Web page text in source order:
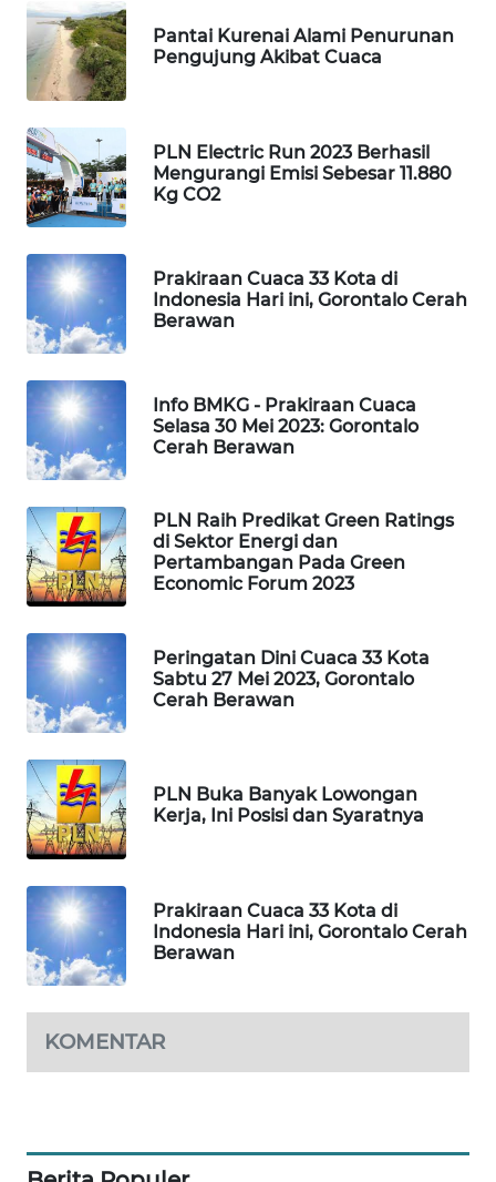
Pantai Kurenai Alami Penurunan
Pengujung Akibat Cuaca
PLN Electric Run 2023 Berhasil
Mengurangi Emisi Sebesar 11.880
Kg CO2
Prakiraan Cuaca 33 Kota di
Indonesia Hari ini, Gorontalo Cerah
Berawan
Info BMKG - Prakiraan Cuaca
Selasa 30 Mei 2023: Gorontalo
Cerah Berawan
PLN Raih Predikat Green Ratings
di Sektor Energi dan
Pertambangan Pada Green
Economic Forum 2023
Peringatan Dini Cuaca 33 Kota
Sabtu 27 Mei 2023, Gorontalo
Cerah Berawan
PLN Buka Banyak Lowongan
Kerja, Ini Posisi dan Syaratnya
Prakiraan Cuaca 33 Kota di
Indonesia Hari ini, Gorontalo Cerah
Berawan
KOMENTAR
ID
WAHANANEWS
CO ID
WAHANANEWS
NET
WAHANA
SPORT
WAHANA
UMKM
WAHANA
SELEB
WAHANA
PERSONA
WAHANA
OTOMOTIF
WAHANA
HEALTH
WAHANA
WISATA
LAPAK
WAHANA
Wahana
Network
KONSUMEN
LISTRIK
MASYARAKAT
WALINKI